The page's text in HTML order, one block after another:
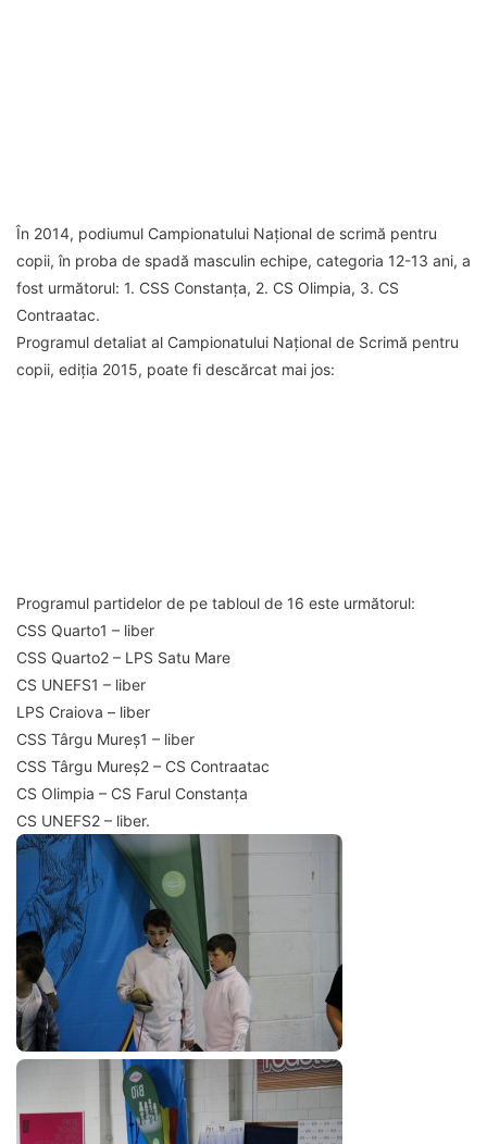
În 2014, podiumul Campionatului Național de scrimă pentru
copii, în proba de spadă masculin echipe, categoria 12-13 ani, a
fost următorul: 1. CSS Constanța, 2. CS Olimpia, 3. CS
Contraatac.
Programul detaliat al Campionatului Național de Scrimă pentru
copii, ediția 2015, poate fi descărcat mai jos:
Programul partidelor de pe tabloul de 16 este următorul:
CSS Quarto1 – liber
CSS Quarto2 – LPS Satu Mare
CS UNEFS1 – liber
LPS Craiova – liber
CSS Târgu Mureș1 – liber
CSS Târgu Mureș2 – CS Contraatac
CS Olimpia – CS Farul Constanța
CS UNEFS2 – liber.